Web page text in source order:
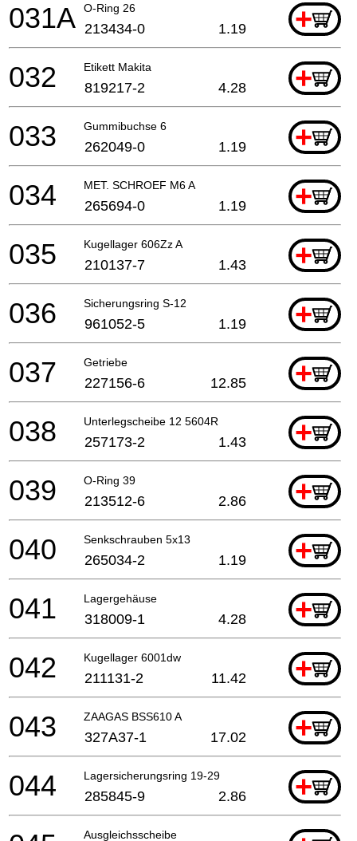
O-Ring 26 +
031A 213434-0 1.19
Etikett Makita +
032 819217-2 4.28
Gummibuchse 6 +
033 262049-0 1.19
MET. SCHROEF M6 A +
034 265694-0 1.19
Kugellager 606Zz A +
035 210137-7 1.43
Sicherungsring S-12 +
036 961052-5 1.19
Getriebe +
037 227156-6 12.85
Unterlegscheibe 12 5604R +
038 257173-2 1.43
O-Ring 39 +
039 213512-6 2.86
Senkschrauben 5x13 +
040 265034-2 1.19
Lagergehäuse +
041 318009-1 4.28
Kugellager 6001dw +
042 211131-2 11.42
ZAAGAS BSS610 A +
043 327A37-1 17.02
Lagersicherungsring 19-29 +
044 285845-9 2.86
Ausgleichsscheibe